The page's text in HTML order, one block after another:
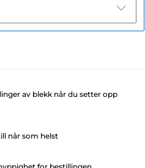
av blekk når du setter opp
når som helst